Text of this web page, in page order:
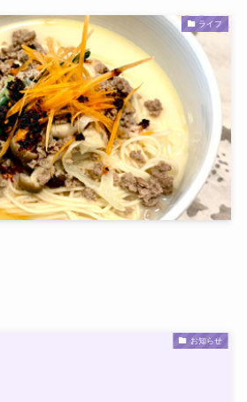
ライフ
お知らせ